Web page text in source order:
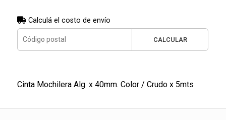
Calculá el costo de envío
CALCULAR
Cinta Mochilera Alg. x 40mm. Color / Crudo x 5mts